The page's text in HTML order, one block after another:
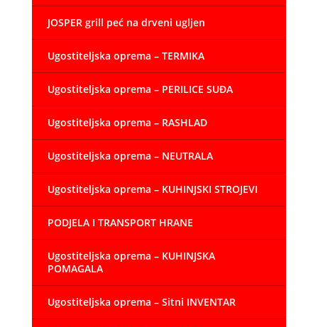
JOSPER grill peć na drveni ugljen
Ugostiteljska oprema – TERMIKA
Ugostiteljska oprema – PERILICE SUĐA
Ugostiteljska oprema – RASHLAD
Ugostiteljska oprema – NEUTRALA
Ugostiteljska oprema – KUHINJSKI STROJEVI
PODJELA I TRANSPORT HRANE
Ugostiteljska oprema – KUHINJSKA
POMAGALA
Ugostiteljska oprema – Sitni INVENTAR